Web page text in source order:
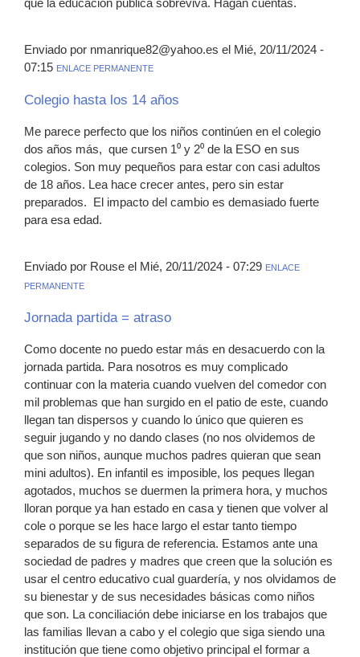
Enviado por nmanrique82@yahoo.es el Mié, 20/11/2024 -
07:15 ENLACE PERMANENTE
Colegio hasta los 14 años
Me parece perfecto que los niños continúen en el colegio
dos años más, que cursen 1⁰ y 2⁰ de la ESO en sus
colegios. Son muy pequeños para estar con casi adultos
de 18 años. Lea hace crecer antes, pero sin estar
preparados. El impacto del cambio es demasiado fuerte
para esa edad.
Enviado por Rouse el Mié, 20/11/2024 - 07:29 ENLACE
PERMANENTE
Jornada partida = atraso
Como docente no puedo estar más en desacuerdo con la
jornada partida. Para nosotros es muy complicado
continuar con la materia cuando vuelven del comedor con
mil problemas que han surgido en el patio de este, cuando
llegan tan dispersos y cuando lo único que quieren es
seguir jugando y no dando clases (no nos olvidemos de
que son niños, aunque muchos padres quieran que sean
mini adultos). En infantil es imposible, los peques llegan
agotados, muchos se duermen la primera hora, y muchos
lloran porque ya han estado en casa y tienen que volver al
cole o porque se les hace largo el estar tanto tiempo
separados de su figura de referencia. Estamos ante una
sociedad de padres y madres que creen que la solución es
usar el centro educativo cual guardería, y nos olvidamos de
su bienestar y de sus necesidades básicas como niños
que son. La conciliación debe iniciarse en los trabajos que
las familias llevan a cabo y el colegio que siga siendo una
institución que tiene como objetivo principal el formar a